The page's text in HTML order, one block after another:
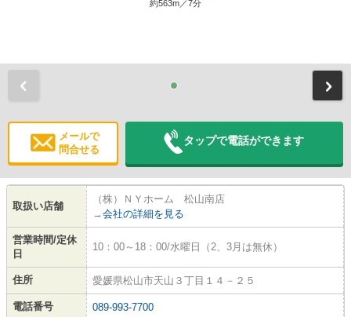
約563m／7分
メールで
問合せる
タップで電話ができます
取扱い店舗
（株）ＮＹホーム 松山南店
→ 会社の詳細を見る
営業時間/定休
日
10：00～18：00/水曜日（2、3月は無休）
住所 愛媛県松山市天山３丁目１４－２５
電話番号 089-993-7700